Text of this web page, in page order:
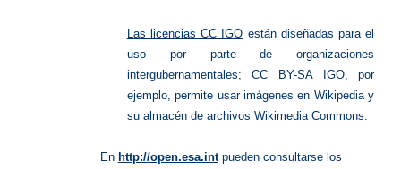
Las licencias CC IGO están diseñadas para el
uso por parte de organizaciones
intergubernamentales; CC BY-SA IGO, por
ejemplo, permite usar imágenes en Wikipedia y
su almacén de archivos Wikimedia Commons.
En http://open.esa.intpueden consultarse los